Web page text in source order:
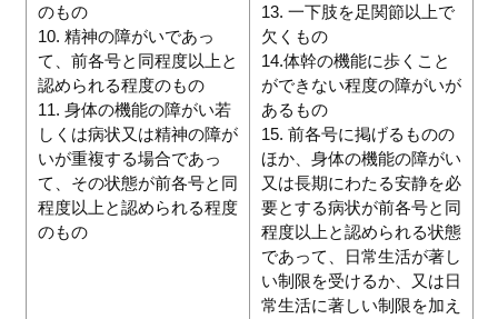
のもの
10. 精神の障がいであっ
て、前各号と同程度以上と
認められる程度のもの
11. 身体の機能の障がい若
しくは病状又は精神の障が
いが重複する場合であっ
て、その状態が前各号と同
程度以上と認められる程度
のもの
13. 一下肢を足関節以上で
欠くもの
14.体幹の機能に歩くこと
ができない程度の障がいが
あるもの
15. 前各号に掲げるものの
ほか、身体の機能の障がい
又は長期にわたる安静を必
要とする病状が前各号と同
程度以上と認められる状態
であって、日常生活が著し
い制限を受けるか、又は日
常生活に著しい制限を加え